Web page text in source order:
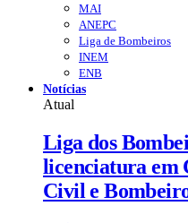
MAI
ANEPC
Liga de Bombeiros
INEM
ENB
Notícias
Atual
Liga dos
licenciatura em
Civil e